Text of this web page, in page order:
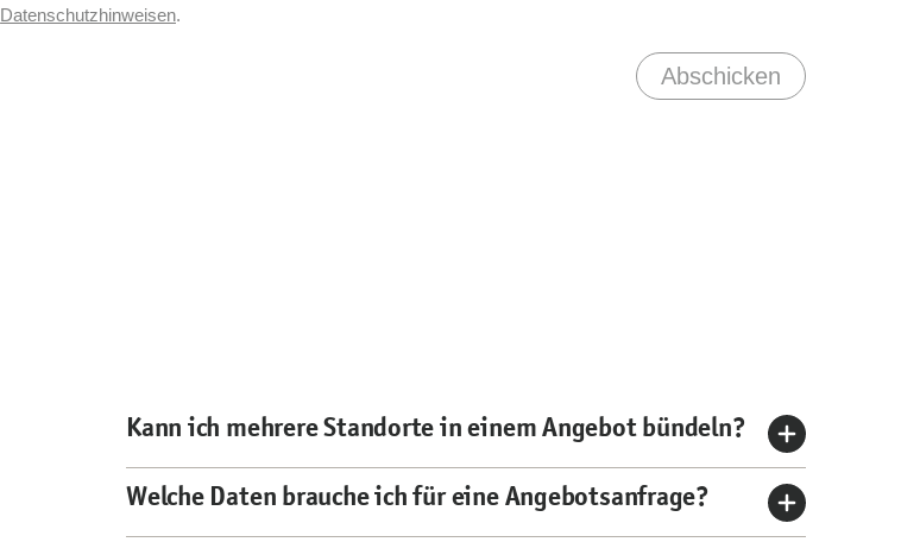
Datenschutzhinweisen.
Abschicken
Kann ich mehrere Standorte in einem Angebot bündeln?
Welche Daten brauche ich für eine Angebotsanfrage?